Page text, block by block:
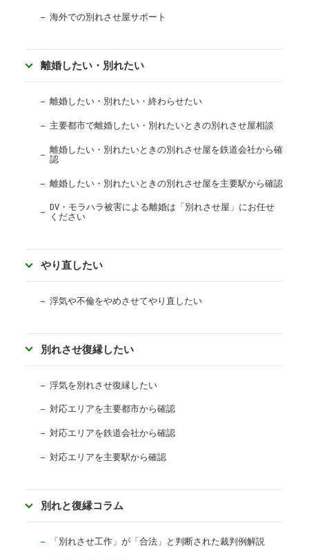
海外での別れさせ屋サポート
離婚したい・別れたい
離婚したい・別れたい・終わらせたい
主要都市で離婚したい・別れたいときの別れさせ屋相談
離婚したい・別れたいときの別れさせ屋を鉄道会社から確
認
離婚したい・別れたいときの別れさせ屋を主要駅から確認
DV・モラハラ被害による離婚は「別れさせ屋」にお任せ
ください
やり直したい
浮気や不倫をやめさせてやり直したい
別れさせ復縁したい
浮気を別れさせ復縁したい
対応エリアを主要都市から確認
対応エリアを鉄道会社から確認
対応エリアを主要駅から確認
別れと復縁コラム
「別れさせ工作」が「合法」と判断された裁判例解説